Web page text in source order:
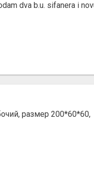
dva b.u. sifanera i
размер 200*60*60,